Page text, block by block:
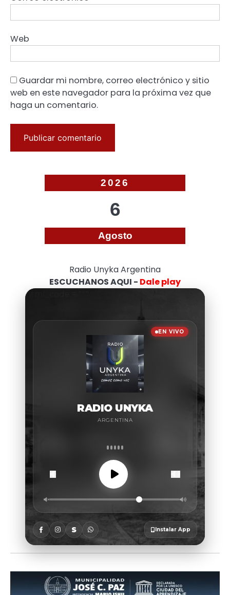
Web
Guardar mi nombre, correo electrónico y sitio
web en este navegador para la próxima vez que
haga un comentario.
2026
6
Agosto
Radio Unyka Argentina
ESCUCHANOS AQUI - Dale play